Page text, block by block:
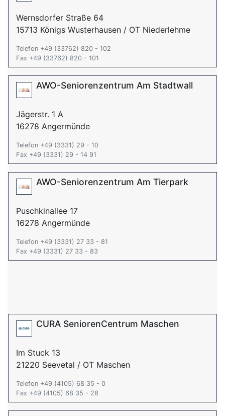
Wernsdorfer Straße 64
15713 Königs Wusterhausen / OT Niederlehme
Telefon +49 (33762) 820 - 102
Fax +49 (33762) 820 - 101
AWO-Seniorenzentrum Am Stadtwall
Jägerstr. 1 A
16278 Angermünde
Telefon +49 (3331) 29 - 10
Fax +49 (3331) 29 - 14 91
AWO-Seniorenzentrum Am Tierpark
Puschkinallee 17
16278 Angermünde
Telefon +49 (3331) 27 33 - 81
Fax +49 (3331) 27 33 - 83
CURA SeniorenCentrum Maschen
Im Stuck 13
21220 Seevetal / OT Maschen
Telefon +49 (4105) 68 35 - 0
Fax +49 (4105) 68 35 - 28